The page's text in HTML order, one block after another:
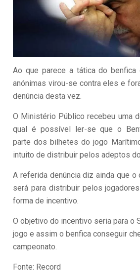
Ao que parece a tática do benfica
anónimas virou-se contra eles e
denúncia desta vez.
O Ministério Público recebeu uma
qual é possível ler-se que o
parte dos bilhetes do jogo
intuito de distribuir pelos adeptos
A referida denúncia diz ainda que o
será para distribuir pelos
forma de incentivo.
O objetivo do incentivo seria para o
jogo e assim o benfica conseguir
campeonato.
Fonte: Record